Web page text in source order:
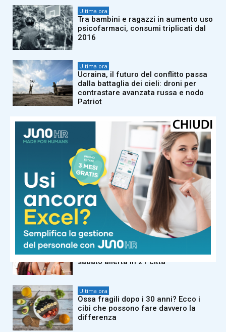
Ultima ora
Tra bambini e ragazzi in aumento uso
psicofarmaci, consumi triplicati dal
2016
Ultima ora
Ucraina, il futuro del conflitto passa
dalla battaglia dei cieli: droni per
contrastare avanzata russa e nodo
Patriot
Lavoro, restare in Italia o andare
all’estero? Ecco bussola per
orientarsi tra sistemi retributivi Ue
Ultima ora
Perché desideriamo cibi dolci? Una
risposta c’è e non è quella che
immagini
Ultima ora
Caldo africano, tregua vicina? Nel
weekend scendono i bollini rossi,
sabato allerta in 21 città
Ultima ora
Ossa fragili dopo i 30 anni? Ecco i
cibi che possono fare davvero la
differenza